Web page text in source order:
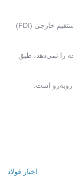
پوششی برای دست نیافتن به جذب سرمایه‌های مستقیم خارجی (FDI)
را نمی‌دهد، طبق
روبه‌رو است.
اخبار فولاد